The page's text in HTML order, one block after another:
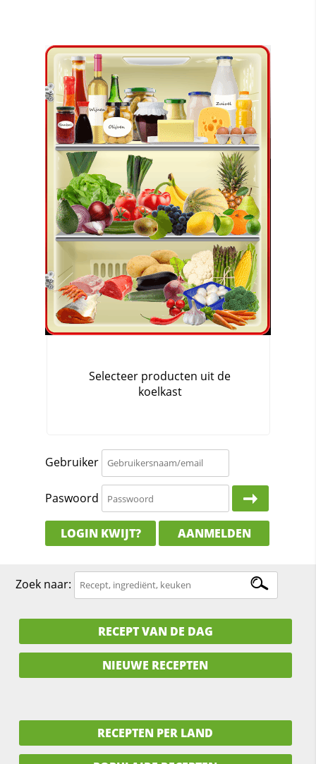
Gebruiker
Paswoord
LOGIN KWIJT? AANMELDEN
Zoek naar:
RECEPT VAN DE DAG
NIEUWE RECEPTEN
RECEPTEN PER LAND